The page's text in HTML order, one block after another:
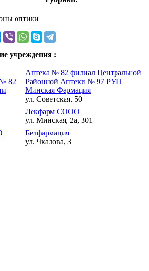
оптики
учреждения :
82
Аптека № 82 филиал Центральной
Районной Аптеки № 97 РУП
Минская Фармация
ул. Советская, 50
Лекфарм СООО
ул. Минская, 2а, 301
Белфармация
ул. Чкалова, 3